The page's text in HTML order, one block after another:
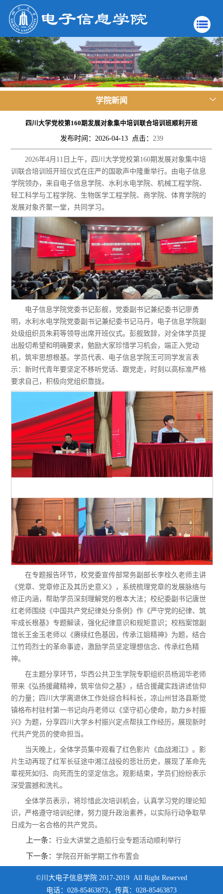
学院新闻
四川大学党校第160期发展对象集中培训联合培训班顺利开班
发布时间：2026-04-13 点击： 239
2026年4月11日上午，四川大学党校第160期发展对象集中培
训联合培训班开班仪式在庄严的国歌声中隆重举行。由电子信息
学院领办，来自电子信息学院、水利水电学院、机械工程学院、
轻工科学与工程学院、生物医学工程学院、商学院、体育学院的
发展对象齐聚一堂，共同学习。
电子信息学院党委书记彭舰，党委副书记兼纪委书记廖勇
明，水利水电学院党委副书记兼纪委书记马丹，电子信息学院副
处级组织员朱莉等领导出席开班仪式。彭舰致辞，对全体学员提
出殷切希望和明确要求，勉励大家珍惜学习机会，端正入党动
机，筑牢思想根基。学员代表、电子信息学院王可同学发言表
示：新时代青年要坚定不移听党话、跟党走，时刻以高标准严格
要求自己，积极向党组织靠拢。
在专题报告环节，校党委宣传部常务副部长李栓久老师主讲
《党章、党章修正及其历史意义》，系统梳理党章的发展脉络与
修正内涵，帮助学员深刻理解党的根本大法；校纪委副书记唐世
红老师围绕《中国共产党纪律处分条例》作《严守党的纪律、筑
牢成长根基》专题解读，强化纪律意识和规矩意识；校档案馆副
馆长王金玉老师以《赓续红色基因，传承江姐精神》为题，结合
江竹筠烈士的革命事迹，激励学员坚定理想信念、传承红色精
神。
在主题分享环节，华西公共卫生学院专职组织员杨润华老师
带来《弘扬援藏精神，筑牢信仰之基》，结合援藏实践讲述信仰
的力量；四川大学离退休工作处综合科科长，凉山州甘洛县斯觉
镇格布村驻村第一书记向丹老师以《坚守初心使命，助力乡村振
兴》为题，分享四川大学乡村振兴定点帮扶工作经历，展现新时
代共产党员的使命担当。
当天晚上，全体学员集中观看了红色影片《血战湘江》。影
片生动再现了红军长征途中湘江战役的悲壮历史，展现了革命先
辈视死如归、向死而生的坚定信念。观影结束，学员们纷纷表示
深受震撼和洗礼。
全体学员表示，将珍惜此次培训机会，认真学习党的理论知
识，严格遵守培训纪律，努力提升政治素养，以实际行动争取早
日成为一名合格的共产党员。
上一条：行业大讲堂之造船行业专题活动顺利举行
下一条：学院召开新学期工作布置会
©川大电子信息学院 2017-2019 All Right Reserved
电话：028-85463873，传真：028-85463873